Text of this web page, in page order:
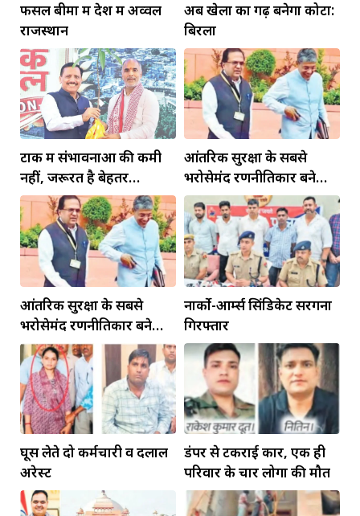
फसल बीमा में देश में अव्वल
राजस्थान
अब खेलों का गढ़ बनेगा कोटा:
बिरला
टोंक में संभावनाओं की कमी
नहीं, जरूरत है बेहतर
इंफ्रास्ट्रक्चर की
आंतरिक सुरक्षा के सबसे
भरोसेमंद रणनीतिकार बने
रहेंगे गोविंद मोहन
आंतरिक सुरक्षा के सबसे
भरोसेमंद रणनीतिकार बने
रहेंगे गोविंद मोहन
नार्को-आर्म्स सिंडिकेट सरगना
गिरफ्तार
घूस लेते दो कर्मचारी व दलाल
अरेस्ट
डंपर से टकराई कार, एक ही
परिवार के चार लोगों की मौत